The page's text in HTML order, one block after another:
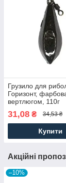
Грузило для
Горизонт,
вертлюгом, 110г
31,08 ₴ 34,53 ₴
Купити
Акційні
–10%